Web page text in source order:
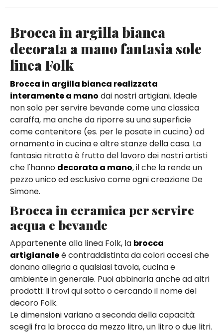
Brocca in argilla bianca
decorata a mano fantasia sole
linea Folk
Brocca in argilla bianca realizzata
interamente a mano dai nostri artigiani. Ideale
non solo per servire bevande come una classica
caraffa, ma anche da riporre su una superficie
come contenitore (es. per le posate in cucina) od
ornamento in cucina e altre stanze della casa. La
fantasia ritratta è frutto del lavoro dei nostri artisti
che l'hanno decorata a mano, il che la rende un
pezzo unico ed esclusivo come ogni creazione De
Simone.
Brocca in ceramica per servire
acqua e bevande
Appartenente alla linea Folk, la brocca
artigianaleè contraddistinta da colori accesi che
donano allegria a qualsiasi tavola, cucina e
ambiente in generale. Puoi abbinarla anche ad altri
prodotti: li trovi qui sotto o cercando il nome del
decoro Folk.
Le dimensioni variano a seconda della capacità:
scegli fra la brocca da mezzo litro, un litro o due litri.